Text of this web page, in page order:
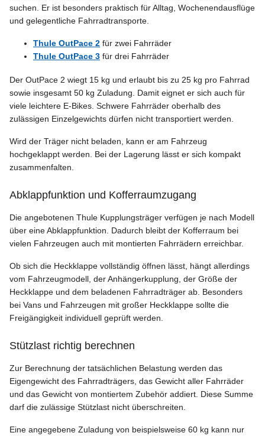
suchen. Er ist besonders praktisch für Alltag, Wochenendausflüge
und gelegentliche Fahrradtransporte.
Thule OutPace 2 für zwei Fahrräder
Thule OutPace 3 für drei Fahrräder
Der OutPace 2 wiegt 15 kg und erlaubt bis zu 25 kg pro Fahrrad
sowie insgesamt 50 kg Zuladung. Damit eignet er sich auch für
viele leichtere E-Bikes. Schwere Fahrräder oberhalb des
zulässigen Einzelgewichts dürfen nicht transportiert werden.
Wird der Träger nicht beladen, kann er am Fahrzeug
hochgeklappt werden. Bei der Lagerung lässt er sich kompakt
zusammenfalten.
Abklappfunktion und Kofferraumzugang
Die angebotenen Thule Kupplungsträger verfügen je nach Modell
über eine Abklappfunktion. Dadurch bleibt der Kofferraum bei
vielen Fahrzeugen auch mit montierten Fahrrädern erreichbar.
Ob sich die Heckklappe vollständig öffnen lässt, hängt allerdings
vom Fahrzeugmodell, der Anhängerkupplung, der Größe der
Heckklappe und dem beladenen Fahrradträger ab. Besonders
bei Vans und Fahrzeugen mit großer Heckklappe sollte die
Freigängigkeit individuell geprüft werden.
Stützlast richtig berechnen
Zur Berechnung der tatsächlichen Belastung werden das
Eigengewicht des Fahrradträgers, das Gewicht aller Fahrräder
und das Gewicht von montiertem Zubehör addiert. Diese Summe
darf die zulässige Stützlast nicht überschreiten.
Eine angegebene Zuladung von beispielsweise 60 kg kann nur